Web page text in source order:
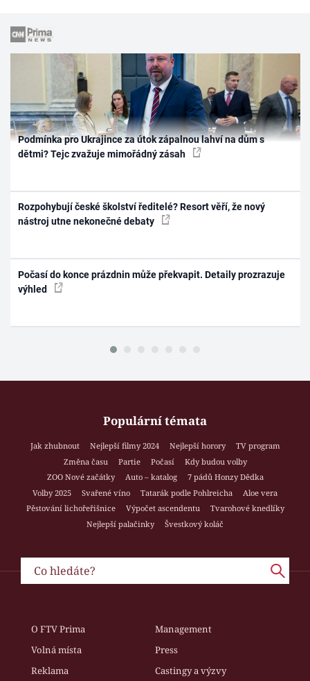
Podmínka pro Ukrajince za útok zápalnou lahví na dům s
dětmi? Tejc zvažuje mimořádný zásah
Rozpohybují české školství ředitelé? Resort věří, že nový
nástroj utne nekonečné debaty
Počasí do konce prázdnin může překvapit. Detaily prozrazuje
výhled
Populární témata
Jak zhubnout Nejlepší filmy 2024 Nejlepší horory
TV program
Změna času
Partie Počasí
Kdy budou volby
ZOO Nové začátky
Auto – katalog
7 pádů Honzy Dědka
Volby 2025
Svařené víno Tatarák podle Pohlreicha
Aloe vera
Pěstování lichořeřišnice
Výpočet ascendentu
Tvarohové knedlíky
Nejlepší palačinky
Švestkový koláč
O FTV Prima
Management
Volná místa
Press
Reklama
Castingy a výzvy